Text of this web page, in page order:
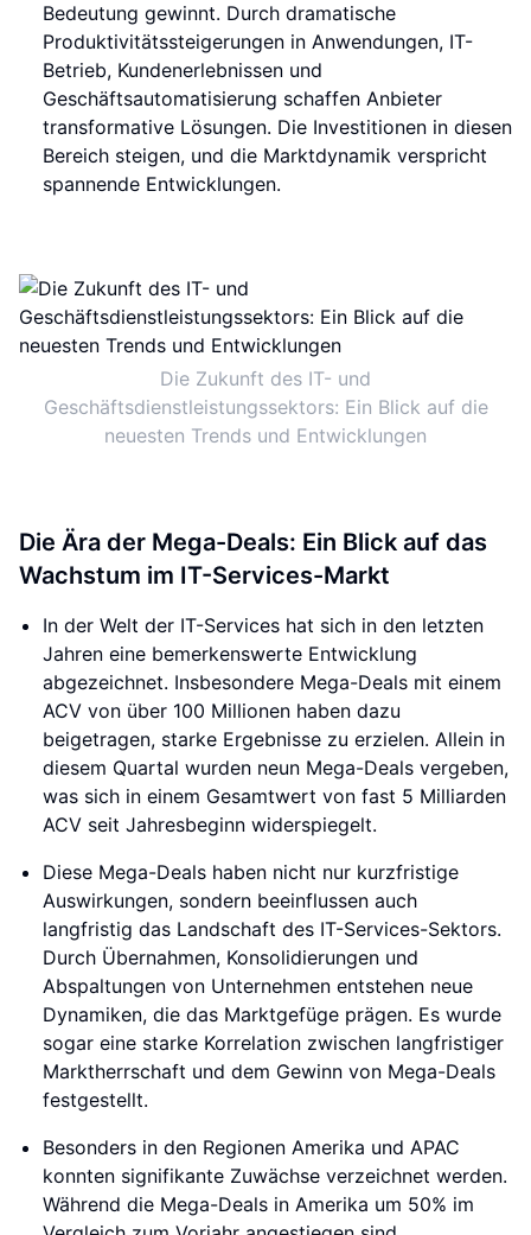
Bedeutung gewinnt. Durch dramatische
Produktivitätssteigerungen in Anwendungen, IT-
Betrieb, Kundenerlebnissen und
Geschäftsautomatisierung schaffen Anbieter
transformative Lösungen. Die Investitionen in diesen
Bereich steigen, und die Marktdynamik verspricht
spannende Entwicklungen.
Die Zukunft des IT- und
Geschäftsdienstleistungssektors: Ein Blick auf die
neuesten Trends und Entwicklungen
Die Ära der Mega-Deals: Ein Blick auf das
Wachstum im IT-Services-Markt
In der Welt der IT-Services hat sich in den letzten
Jahren eine bemerkenswerte Entwicklung
abgezeichnet. Insbesondere Mega-Deals mit einem
ACV von über 100 Millionen haben dazu
beigetragen, starke Ergebnisse zu erzielen. Allein in
diesem Quartal wurden neun Mega-Deals vergeben,
was sich in einem Gesamtwert von fast 5 Milliarden
ACV seit Jahresbeginn widerspiegelt.
Diese Mega-Deals haben nicht nur kurzfristige
Auswirkungen, sondern beeinflussen auch
langfristig das Landschaft des IT-Services-Sektors.
Durch Übernahmen, Konsolidierungen und
Abspaltungen von Unternehmen entstehen neue
Dynamiken, die das Marktgefüge prägen. Es wurde
sogar eine starke Korrelation zwischen langfristiger
Marktherrschaft und dem Gewinn von Mega-Deals
festgestellt.
Besonders in den Regionen Amerika und APAC
konnten signifikante Zuwächse verzeichnet werden.
Während die Mega-Deals in Amerika um 50% im